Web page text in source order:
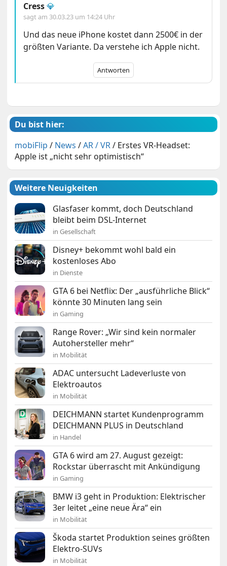
Cress💎
sagt am 30.03.23 um 14:24 Uhr
Und das neue iPhone kostet dann 2500€ in der
größten Variante. Da verstehe ich Apple nicht.
Antworten
Du bist hier:
mobiFlip / News /AR / VR/ Erstes VR-Headset:
Apple ist „nicht sehr optimistisch“
Weitere Neuigkeiten
Glasfaser kommt, doch Deutschland
bleibt beim DSL-Internet
in Gesellschaft
Disney+ bekommt wohl bald ein
kostenloses Abo
in Dienste
GTA 6 bei Netflix: Der „ausführliche Blick“
könnte 30 Minuten lang sein
in Gaming
Range Rover: „Wir sind kein normaler
Autohersteller mehr“
in Mobilität
ADAC untersucht Ladeverluste von
Elektroautos
in Mobilität
DEICHMANN startet Kundenprogramm
DEICHMANN PLUS in Deutschland
in Handel
GTA 6 wird am 27. August gezeigt:
Rockstar überrascht mit Ankündigung
in Gaming
BMW i3 geht in Produktion: Elektrischer
3er leitet „eine neue Ära“ ein
in Mobilität
Škoda startet Produktion seines größten
Elektro-SUVs
in Mobilität